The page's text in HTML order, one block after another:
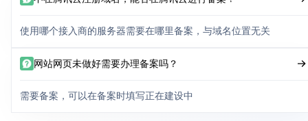
使用哪个接入商的服务器需要在哪里备案，与域名位置无关
网站网页未做好需要办理备案吗？
需要备案，可以在备案时填写正在建设中